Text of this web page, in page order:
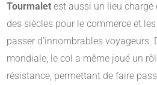
Tourmalet est aussi un lieu chargé
des siècles pour le commerce et
passer d’innombrables voyageurs.
mondiale, le col a même joué un
résistance, permettant de faire